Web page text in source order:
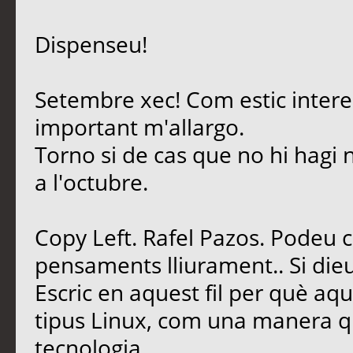
Dispenseu!
Setembre xec! Com estic
important m'allargo.
Torno si de cas que no hi
a l'octubre.
Copy Left. Rafel Pazos.
pensaments lliurament.. Si
Escric en aquest fil per què
tipus Linux, com una manera